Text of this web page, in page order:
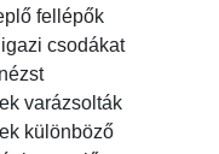
fellépők
csodákat
varázsolták
különböző